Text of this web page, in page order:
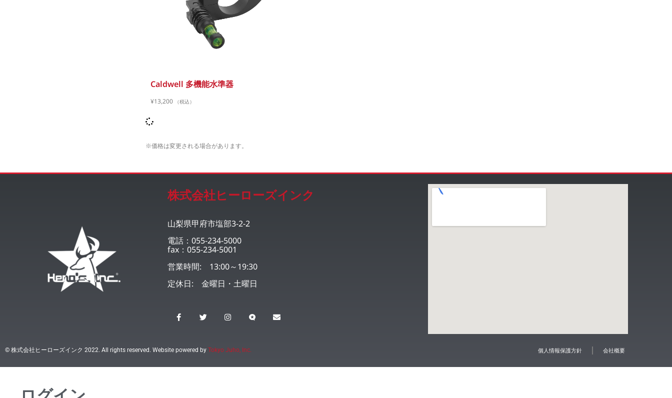
Caldwell 多機能水準器
¥13,200 （税込）
※価格は変更される場合があります。
株式会社ヒーローズインク
山梨県甲府市塩部3-2-2
電話：055-234-5000
fax：055-234-5001
営業時間: 13:00～19:30
定休日: 金曜日・土曜日
© 株式会社ヒーローズインク 2022. All rights reserved. Website powered by Tokyo Juho, Inc. 個人情報保護方針 会社概要